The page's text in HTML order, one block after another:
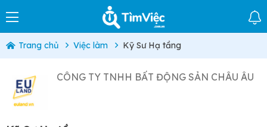
Trang chủ Việc làm Kỹ Sư Hạ tầng
CÔNG TY TNHH BẤT ĐỘNG SẢN CHÂU ÂU